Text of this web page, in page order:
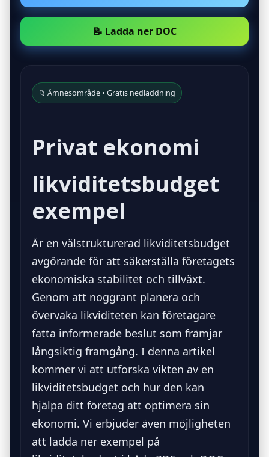
📝 Ladda ner DOC
📁 Ämnesområde • Gratis nedladdning
Privat ekonomi
likviditetsbudget
exempel
Är en välstrukturerad likviditetsbudget
avgörande för att säkerställa företagets
ekonomiska stabilitet och tillväxt.
Genom att noggrant planera och
övervaka likviditeten kan företagare
fatta informerade beslut som främjar
långsiktig framgång. I denna artikel
kommer vi att utforska vikten av en
likviditetsbudget och hur den kan
hjälpa ditt företag att optimera sin
ekonomi. Vi erbjuder även möjligheten
att ladda ner exempel på